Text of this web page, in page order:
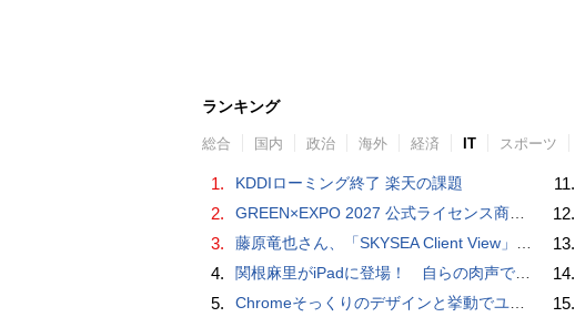
ランキング
総合 国内 政治 海外 経済 IT スポーツ
1. KDDIローミング終了 楽天の課題
2. GREEN×EXPO 2027 公式ライセンス商品！初の「トゥンクトゥンク」公式LINEスタンプ、販売開始
3. 藤原竜也さん、「SKYSEA Client View」新CMで「AI労務改善」をアピール 働き方をAIが分析したら「すぐに休んで」と言われる？
4. 関根麻里がiPadに登場！ 自らの肉声で英会話を教えてくれるぞ！
5. Chromeそっくりのデザインと挙動でユーザーが気づかないうちにブラウザを置き換える「eFast Browser」
11.
12.
13.
14.
15.